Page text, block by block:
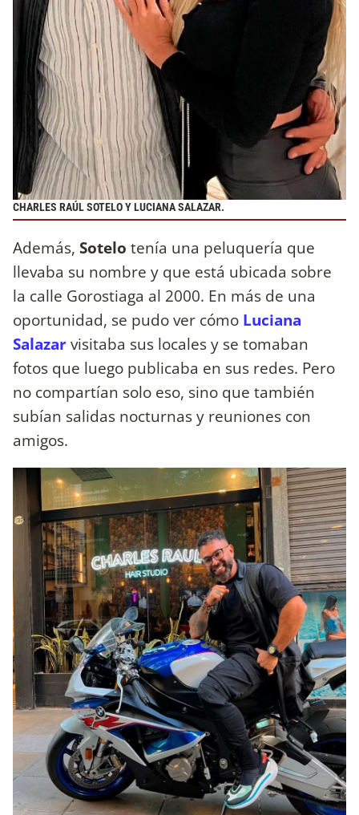
CHARLES RAÚL SOTELO Y LUCIANA SALAZAR.
Además, Sotelo tenía una peluquería que
llevaba su nombre y que está ubicada sobre
la calle Gorostiaga al 2000. En más de una
oportunidad, se pudo ver cómo Luciana
Salazarvisitaba sus locales y se tomaban
fotos que luego publicaba en sus redes. Pero
no compartían solo eso, sino que también
subían salidas nocturnas y reuniones con
amigos.